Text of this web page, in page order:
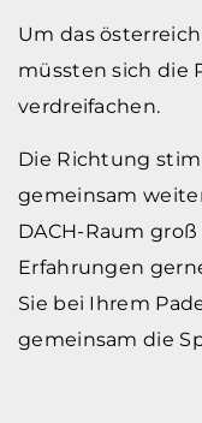
Um das
müssten sich die
verdreifachen.
Die Richtung
gemeinsam
DACH-Raum
Erfahrungen
Sie bei Ihrem
gemeinsam die